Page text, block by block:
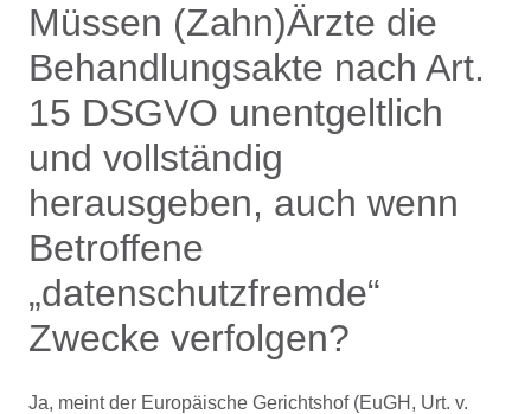
Müssen (Zahn)Ärzte die
Behandlungsakte nach Art.
15 DSGVO unentgeltlich
und vollständig
herausgeben, auch wenn
Betroffene
„datenschutzfremde“
Zwecke verfolgen?
Ja, meint der Europäische Gerichtshof (EuGH, Urt. v.